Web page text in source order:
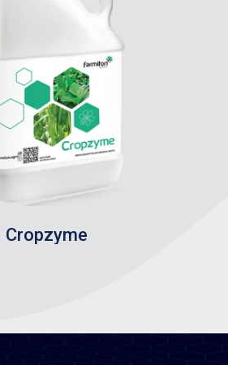
Cropzyme